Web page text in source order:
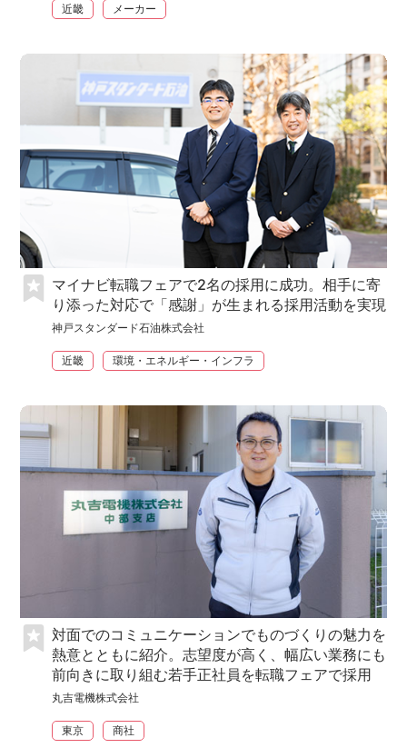
近畿 メーカー
マイナビ転職フェアで2名の採用に成功。相手に寄
り添った対応で「感謝」が生まれる採用活動を実現
神戸スタンダード石油株式会社
近畿 環境・エネルギー・インフラ
対面でのコミュニケーションでものづくりの魅力を
熱意とともに紹介。志望度が高く、幅広い業務にも
前向きに取り組む若手正社員を転職フェアで採用
丸吉電機株式会社
東京 商社